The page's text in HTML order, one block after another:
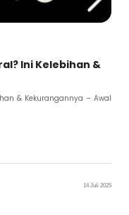
Ini Kelebihan &
& Kekurangannya – Awal
14 Juli 2025